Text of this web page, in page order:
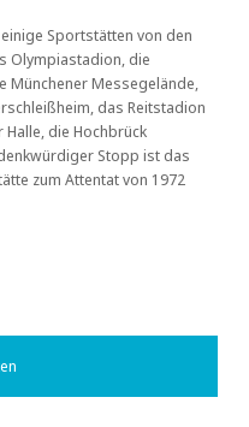
Sportstätten von den
Olympiastadion, die
Münchener Messegelände,
das Reitstadion
Halle, die Hochbrück
Stopp ist das
zum Attentat von 1972